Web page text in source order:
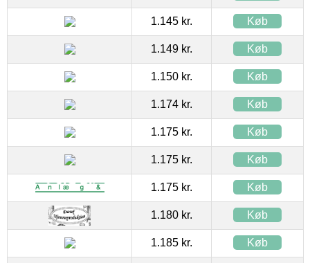
1.145 kr. Køb
1.149 kr. Køb
1.150 kr. Køb
1.174 kr. Køb
1.175 kr. Køb
1.175 kr. Køb
1.175 kr. Køb
1.180 kr. Køb
1.185 kr. Køb